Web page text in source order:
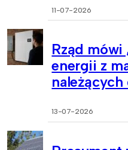
11-07-2026
Rząd mówi
energii z
13-07-2026